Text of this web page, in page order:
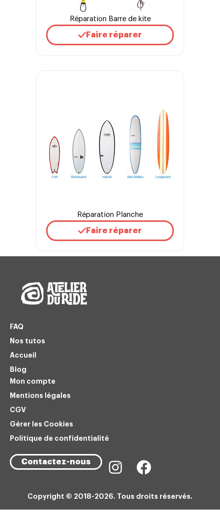
Réparation Barre de kite
Faire réparer
Réparation Planche
Faire réparer
Mon compte
Mentions légales
CGV
Gérer les Cookies
Politique de confidentialité
FAQ
Nos tutos
Accueil
Blog
Contactez-nous
Copyright © 2018-2026. Tous droits réservés.